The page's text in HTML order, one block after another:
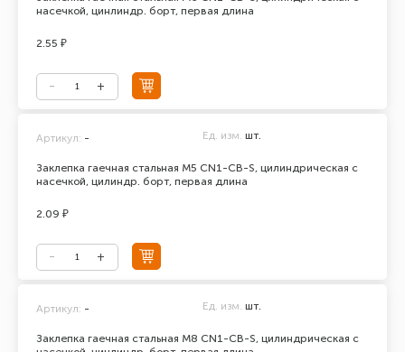
насечкой, цинлиндр. борт, первая длина
2.55 ₽
Заклепка гаечная стальная М5 CN1-CB-S, цилиндрическая с
насечкой, цилиндр. борт, первая длина
Артикул: - Ед. изм. шт.
2.09 ₽
Заклепка гаечная стальная М8 CN1-CB-S, цилиндрическая с
Артикул: - Ед. изм. шт.